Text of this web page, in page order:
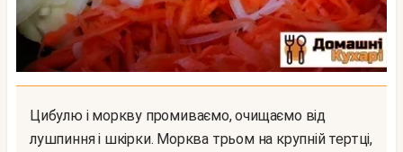
Цибулю і моркву промиваємо, очищаємо від
лушпиння і шкірки. Морква трьом на крупній тертці,